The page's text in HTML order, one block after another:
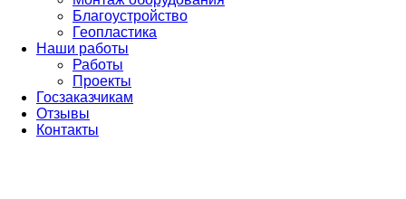
Благоустройство
Геопластика
Наши работы
Работы
Проекты
Госзаказчикам
Отзывы
Контакты